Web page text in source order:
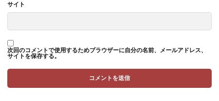
サイト
次回のコメントで使用するためブラウザーに自分の名前、メールアドレス、
サイトを保存する。